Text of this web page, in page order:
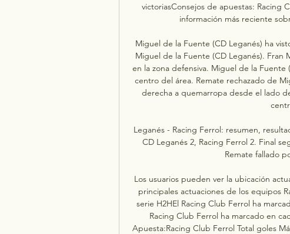
victoriasConsejos de apuestas: Racing
información más reciente
Miguel de la Fuente (CD Leganés) ha
Miguel de la Fuente (CD Leganés). Fran
en la zona defensiva. Miguel de la
centro del área. Remate rechazado de
derecha a quemarropa desde el lado
Leganés - Racing Ferrol: resumen,
CD Leganés 2, Racing Ferrol 2. Final
Remate fallado
Los usuarios pueden ver la ubicación
principales actuaciones de los equipos
serie H2HEl Racing Club Ferrol ha
Racing Club Ferrol ha marcado en
Apuesta:Racing Club Ferrol Total goles